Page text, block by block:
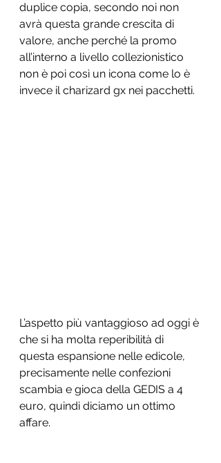
duplice copia, secondo noi non
avrà questa grande crescita di
valore, anche perché la promo
all’interno a livello collezionistico
non è poi così un icona come lo è
invece il charizard gx nei pacchetti.
L’aspetto più vantaggioso ad oggi è
che si ha molta reperibilità di
questa espansione nelle edicole,
precisamente nelle confezioni
scambia e gioca della GEDIS a 4
euro, quindi diciamo un ottimo
affare.